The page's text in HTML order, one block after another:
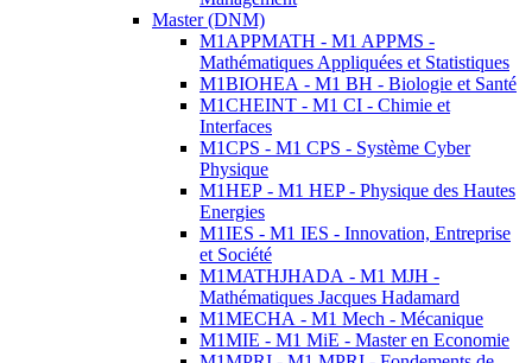
Master (DNM)
M1APPMATH - M1 APPMS -
Mathématiques Appliquées et Statistiques
M1BIOHEA - M1 BH - Biologie et Santé
M1CHEINT - M1 CI - Chimie et
Interfaces
M1CPS - M1 CPS - Système Cyber
Physique
M1HEP - M1 HEP - Physique des Hautes
Energies
M1IES - M1 IES - Innovation, Entreprise
et Société
M1MATHJHADA - M1 MJH -
Mathématiques Jacques Hadamard
M1MECHA - M1 Mech - Mécanique
M1MIE - M1 MiE - Master en Economie